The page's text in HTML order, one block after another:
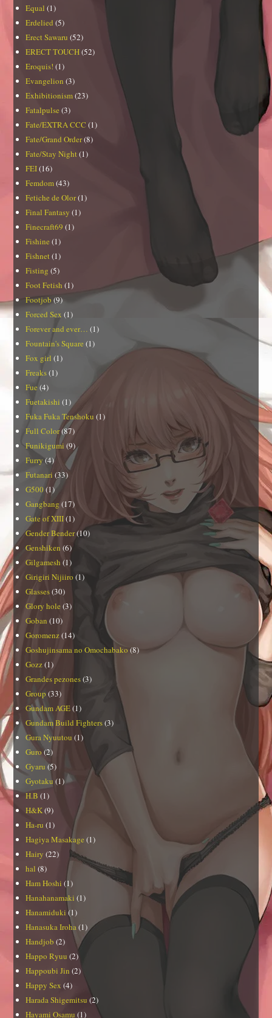
Equal (1)
Erdelied (5)
Erect Sawaru (52)
ERECT TOUCH(52)
Eroquis! (1)
Evangelion (3)
Exhibitionism(23)
Fatalpulse (3)
Fate/EXTRA CCC (1)
Fate/Grand Order(8)
Fate/Stay Night(1)
FEI(16)
Femdom(43)
Fetiche de Olor(1)
Final Fantasy (1)
Finecraft69 (1)
Fishine (1)
Fishnet(1)
Fisting (5)
Foot Fetish (1)
Footjob (9)
Forced Sex (1)
Forever and ever… (1)
Fountain's Square (1)
Fox girl (1)
Freaks(1)
Fue(4)
Fuetakishi (1)
Fuka Fuka Tenshoku (1)
Full Color(87)
Funikigumi (9)
Furry (4)
Futanari (33)
G500(1)
Gangbang(17)
Gate of XIII(1)
Gender Bender(10)
Genshiken (6)
Gilgamesh (1)
Girigiri Nijiiro (1)
Glasses(30)
Glory hole (3)
Goban (10)
Goromenz(14)
Goshujinsama no Omochabako (8)
Gozz(1)
Grandes pezones(3)
Group (33)
Gundam AGE(1)
Gundam Build Fighters(3)
Gura Nyuutou (1)
Guro (2)
Gyaru (5)
Gyotaku (1)
H.B (1)
H&K(9)
Ha-ru (1)
Hagiya Masakage (1)
Hairy (22)
hal (8)
Ham Hoshi (1)
Hanahanamaki (1)
Hanamiduki (1)
Hanasuka Iroha(1)
Handjob (2)
Happo Ryuu (2)
Happoubi Jin (2)
Happy Sex (4)
Harada Shigemitsu (2)
Hayami Osamu (1)